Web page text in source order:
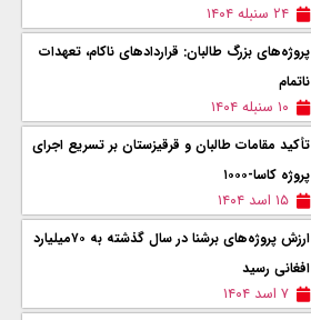
۲۴ سنبله ۱۴۰۴
پروژه‌های بزرگ طالبان: قراردادهای ناکام، تعهدات
ناتمام
۱۰ سنبله ۱۴۰۴
تأکید مقامات طالبان و قرقیزستان بر تسریع اجرای
پروژه کاسا-۱۰۰۰
۱۵ اسد ۱۴۰۴
ارزش پروژه‌های برشنا در سال گذشته به ۷۰میلیارد
افغانی رسید
۷ اسد ۱۴۰۴